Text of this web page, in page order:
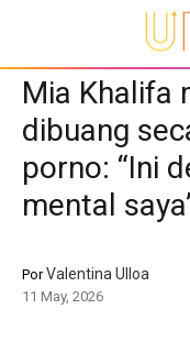
Mia Khalifa
dibuang
porno: “Ini
mental
PorValentina Ulloa
11 May, 2026